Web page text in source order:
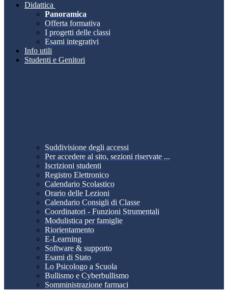
Didattica
Panoramica
Offerta formativa
I progetti delle classi
Esami integrativi
Info utili
Studenti e Genitori
Suddivisione degli accessi
Per accedere al sito, sezioni riservate ...
Iscrizioni studenti
Registro Elettronico
Calendario Scolastico
Orario delle Lezioni
Calendario Consigli di Classe
Coordinatori - Funzioni Strumentali
Modulistica per famiglie
Riorientamento
E-Learning
Software & supporto
Esami di Stato
Lo Psicologo a Scuola
Bullismo e Cyberbullismo
Somministrazione farmaci